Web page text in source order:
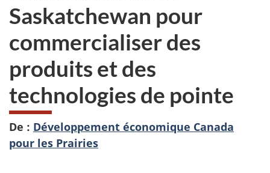
Saskatchewan pour
commercialiser des
produits et des
technologies de pointe
De : Développement économique Canada
pour les Prairies